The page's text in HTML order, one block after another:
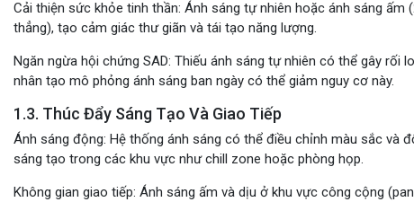
Cải thiện sức khỏe tinh thần: Ánh sáng tự nhiên hoặc ánh sáng
thẳng), tạo cảm giác thư giãn và tái tạo năng lượng.
Ngăn ngừa hội chứng SAD: Thiếu ánh sáng tự nhiên có thể gây rối
nhân tạo mô phỏng ánh sáng ban ngày có thể giảm nguy cơ này.
1.3. Thúc Đẩy Sáng Tạo Và Giao Tiếp
Ánh sáng động: Hệ thống ánh sáng có thể điều chỉnh màu sắc và
sáng tạo trong các khu vực như chill zone hoặc phòng họp.
Không gian giao tiếp: Ánh sáng ấm và dịu ở khu vực công cộng